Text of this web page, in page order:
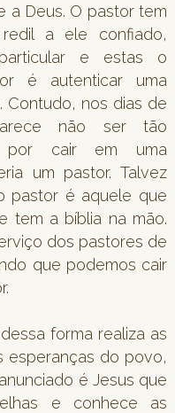
a Deus. O pastor tem
a ele confiado,
e estas o
é autenticar uma
Contudo, nos dias de
não ser tão
por cair em uma
um pastor. Talvez
pastor é aquele que
tem a bíblia na mão.
dos pastores de
que podemos cair
forma realiza as
esperanças do povo,
é Jesus que
e conhece as